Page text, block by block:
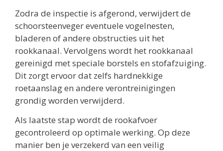
Zodra de inspectie is afgerond, verwijdert de
schoorsteenveger eventuele vogelnesten,
bladeren of andere obstructies uit het
rookkanaal. Vervolgens wordt het rookkanaal
gereinigd met speciale borstels en stofafzuiging.
Dit zorgt ervoor dat zelfs hardnekkige
roetaanslag en andere verontreinigingen
grondig worden verwijderd.
Als laatste stap wordt de rookafvoer
gecontroleerd op optimale werking. Op deze
manier ben je verzekerd van een veilig